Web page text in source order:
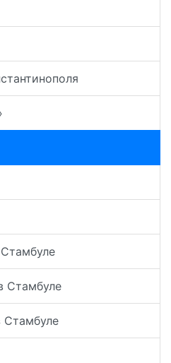
Стамбуле
Стамбуле